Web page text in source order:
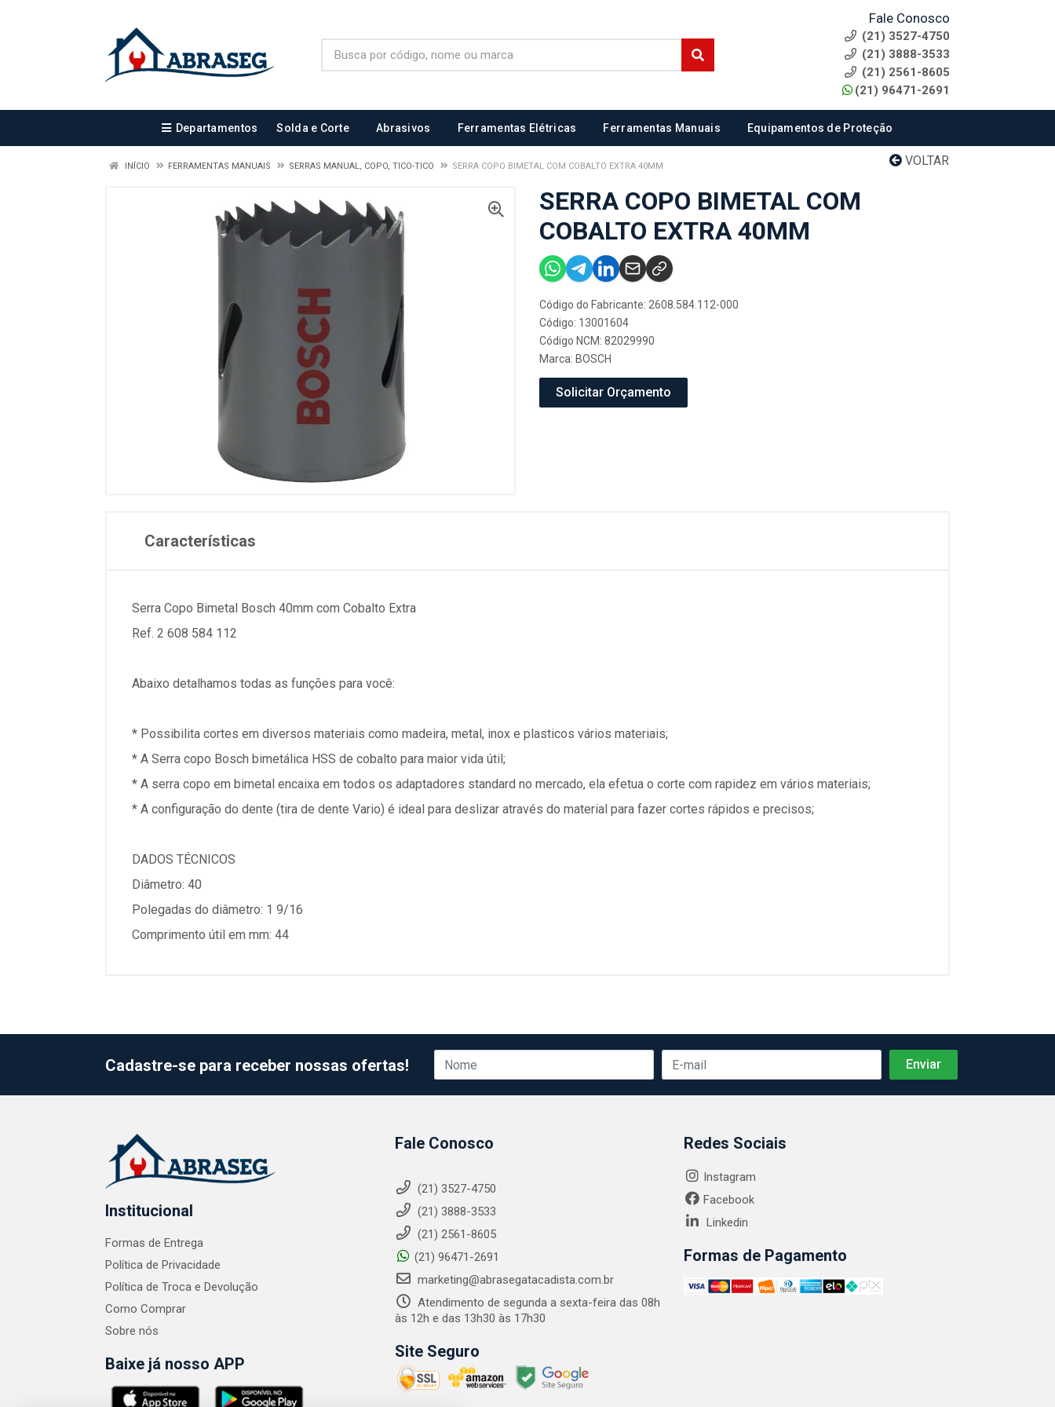
Fale Conosco
(21) 3527-4750
(21) 3888-3533
(21) 2561-8605
(21) 96471-2691
Departamentos Solda e Corte Abrasivos Ferramentas Elétricas Ferramentas Manuais Equipamentos de Proteção
VOLTAR
INÍCIO FERRAMENTAS MANUAIS SERRAS MANUAL, COPO, TICO-TICO SERRA COPO BIMETAL COM COBALTO EXTRA 40MM
SERRA COPO BIMETAL COM
COBALTO EXTRA 40MM
Código do Fabricante: 2608.584.112-000
Código: 13001604
Código NCM: 82029990
Marca: BOSCH
Solicitar Orçamento
Características
Serra Copo Bimetal Bosch 40mm com Cobalto Extra
Ref. 2 608 584 112
Abaixo detalhamos todas as funções para você:
* Possibilita cortes em diversos materiais como madeira, metal, inox e plasticos vários materiais;
* A Serra copo Bosch bimetálica HSS de cobalto para maior vida útil;
* A serra copo em bimetal encaixa em todos os adaptadores standard no mercado, ela efetua o corte com rapidez em vários materiais;
* A configuração do dente (tira de dente Vario) é ideal para deslizar através do material para fazer cortes rápidos e precisos;
DADOS TÉCNICOS
Diâmetro: 40
Polegadas do diâmetro: 1 9/16
Comprimento útil em mm: 44
Cadastre-se para receber nossas ofertas!
Institucional
Formas de Entrega
Política de Privacidade
Política de Troca e Devolução
Como Comprar
Sobre nós
Baixe já nosso APP
Fale Conosco
(21) 3527-4750
(21) 3888-3533
(21) 2561-8605
(21) 96471-2691
marketing@abrasegatacadista.com.br
Atendimento de segunda a sexta-feira das 08h
às 12h e das 13h30 às 17h30
Site Seguro
Redes Sociais
Instagram
Facebook
Linkedin
Formas de Pagamento